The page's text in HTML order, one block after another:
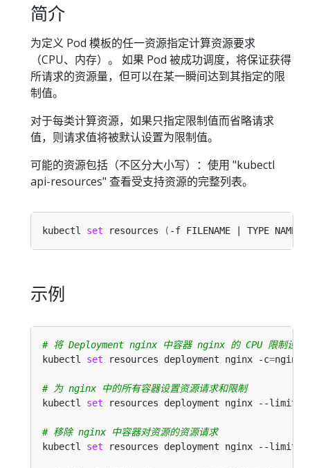
简介
为定义 Pod 模板的任一资源指定计算资源要求
（CPU、内存）。 如果 Pod 被成功调度，将保证获得
所请求的资源量，但可以在某一瞬间达到其指定的限
制值。
对于每类计算资源，如果只指定限制值而省略请求
值，则请求值将被默认设置为限制值。
可能的资源包括（不区分大小写）：使用 "kubectl
api-resources" 查看受支持资源的完整列表。
kubectl set resources ( -f FILENAME | TYPE NAME
示例
# 将 Deployment nginx 中容器 nginx 的 CPU 限制设置
kubectl set resources deployment nginx -c=
# 为 nginx 中的所有容器设置资源请求和限制
kubectl set resources deployment nginx --limits
# 移除 nginx 中容器对资源的资源请求
kubectl set resources deployment nginx --limits